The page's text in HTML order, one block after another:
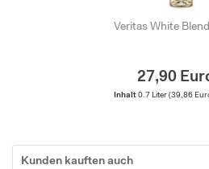
Veritas White
27,90
Inhalt 0.7 Liter (39,86
Kunden kauften auch